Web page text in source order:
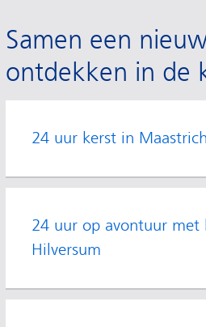
Samen een
ontdekken in de
24 uur kerst in
24 uur op avontuur met
Hilversum